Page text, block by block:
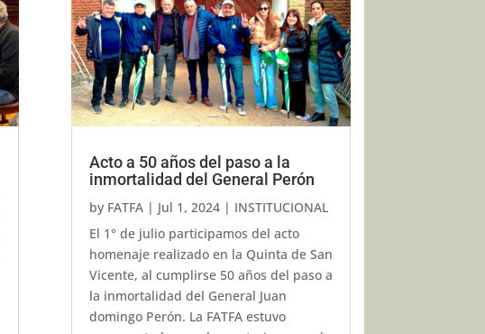
Acto a 50 años del paso a la
inmortalidad del General Perón
by FATFA| Jul 1, 2024| INSTITUCIONAL
El 1° de julio participamos del acto
homenaje realizado en la Quinta de San
Vicente, al cumplirse 50 años del paso a
la inmortalidad del General Juan
domingo Perón. La FATFA estuvo